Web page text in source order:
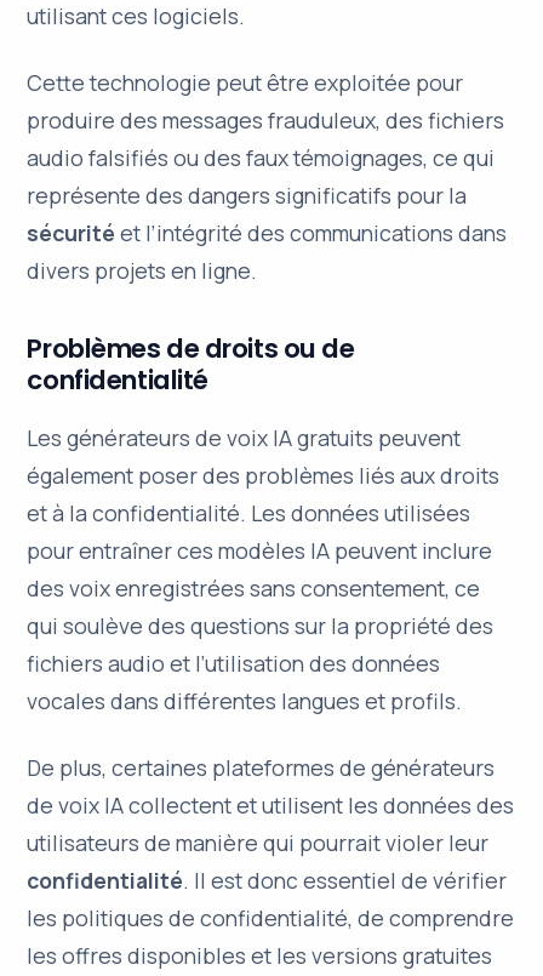
utilisant ces logiciels.
Cette technologie peut être exploitée pour
produire desmessages frauduleux, des fichiers
audio falsifiés ou des faux témoignages, ce qui
représente des dangers significatifs pour la
sécurité et l’intégrité des communications dans
divers projets en ligne.
Problèmes de droits ou de
confidentialité
Les générateurs de voix IA gratuits peuvent
également poser des problèmes liés aux droits
et à la confidentialité. Les données utilisées
pour entraîner ces modèles IA peuvent inclure
des voix enregistrées sans consentement, ce
qui soulève des questions sur la propriété des
fichiers audio et l’utilisation des données
vocales dans différentes langues et profils.
De plus, certaines plateformes de générateurs
de voix IA collectent et utilisent les données des
utilisateurs de manière qui pourrait violer leur
confidentialité. Il est donc essentiel de vérifier
les politiques de confidentialité, de comprendre
les offres disponibles et les versions gratuites